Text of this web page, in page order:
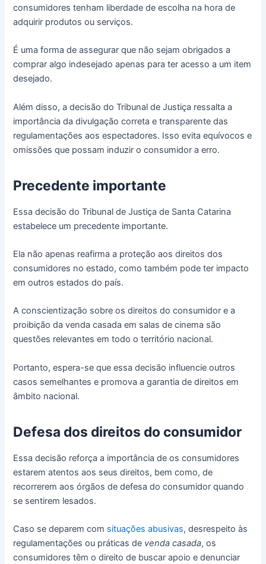
consumidores tenham liberdade de escolha na hora de
adquirir produtos ou serviços.
É uma forma de assegurar que não sejam obrigados a
comprar algo indesejado apenas para ter acesso a um item
desejado.
Além disso, a decisão do Tribunal de Justiça ressalta a
importância da divulgação correta e transparente das
regulamentações aos espectadores. Isso evita equívocos e
omissões que possam induzir o consumidor a erro.
Precedente importante
Essa decisão do Tribunal de Justiça de Santa Catarina
estabelece um precedente importante.
Ela não apenas reafirma a proteção aos direitos dos
consumidores no estado, como também pode ter impacto
em outros estados do país.
A conscientização sobre os direitos do consumidor e a
proibição da venda casada em salas de cinema são
questões relevantes em todo o território nacional.
Portanto, espera-se que essa decisão influencie outros
casos semelhantes e promova a garantia de direitos em
âmbito nacional.
Defesa dos direitos do consumidor
Essa decisão reforça a importância de os consumidores
estarem atentos aos seus direitos, bem como, de
recorrerem aos órgãos de defesa do consumidor quando
se sentirem lesados.
Caso se deparem com situações abusivas, desrespeito às
regulamentações ou práticas de venda casada, os
consumidores têm o direito de buscar apoio e denunciar